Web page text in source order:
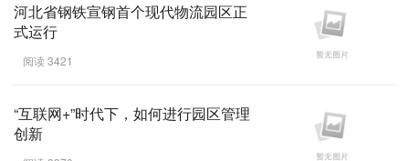
河北省钢铁宣钢首个现代物流园区正
式运行
阅读 3421
“互联网+”时代下，如何进行园区管理
创新